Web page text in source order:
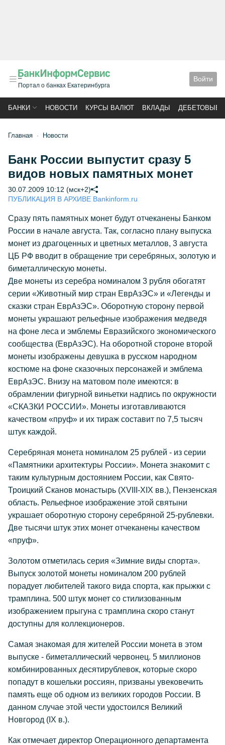
Портал о банках Екатеринбурга
Войти
БАНКИ НОВОСТИ КУРСЫ ВАЛЮТ ВКЛАДЫ ДЕБЕТОВЫЕ
Главная Новости
Банк России выпустит сразу 5
видов новых памятных монет
30.07.2009 10:12 (мск+2)
ПУБЛИКАЦИЯ В АРХИВЕ Bankinform.ru
Сразу пять памятных монет будут отчеканены Банком
России в начале августа. Так, согласно плану выпуска
монет из драгоценных и цветных металлов, 3 августа
ЦБ РФ вводит в обращение три серебряных, золотую и
биметаллическую монеты.
Две монеты из серебра номиналом 3 рубля обогатят
серии «Животный мир стран ЕврАзЭС» и «Легенды и
сказки стран ЕврАзЭС». Оборотную сторону первой
монеты украшают рельефные изображения медведя
на фоне леса и эмблемы Евразийского экономического
сообщества (ЕврАзЭС). На оборотной стороне второй
монеты изображены девушка в русском народном
костюме на фоне сказочных персонажей и эмблема
ЕврАзЭС. Внизу на матовом поле имеются: в
обрамлении фигурной виньетки надпись по окружности
«СКАЗКИ РОССИИ». Монеты изготавливаются
качеством «пруф» и их тираж составит по 7,5 тысяч
штук каждой.
Серебряная монета номиналом 25 рублей - из серии
«Памятники архитектуры России». Монета знакомит с
таким культурным достоянием России, как Свято-
Троицкий Сканов монастырь (XVIII-XIX вв.), Пензенская
область. Рельефное изображение этой святыни
украшает оборотную сторону серебряной 25-рублевки.
Две тысячи штук этих монет отчеканены качеством
«пруф».
Золотом отметилась серия «Зимние виды спорта».
Выпуск золотой монеты номиналом 200 рублей
порадует любителей такого вида спорта, как прыжки с
трамплина. 500 штук монет со стилизованным
изображением прыгуна с трамплина скоро станут
доступны для коллекционеров.
Самая знакомая для жителей России монета в этом
выпуске - биметаллический червонец. 5 миллионов
комбинированных десятирублевок, которые скоро
попадут в кошельки россиян, призваны увековечить
память еще об одном из великих городов России. В
данном случае этой чести удостоился Великий
Новгород (IX в.).
Как отмечает директор Операционного департамента